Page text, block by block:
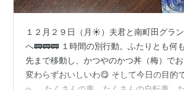
１２月２９日（月☀）夫君と南町田グラ
へ🚃🚃🚃 １時間の別行動。ふたりとも何
先まで移動し、かつやのかつ丼（梅）で
変わらずおいしいわ😋 そして今日の目的